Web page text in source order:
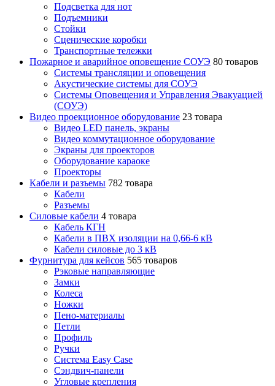
Подсветка для нот
Подъемники
Стойки
Сценические коробки
Транспортные тележки
Пожарное и аварийное оповещение СОУЭ 80 товаров
Cистемы трансляции и оповещения
Акустические системы для СОУЭ
Системы Оповещения и Управления Эвакуацией
(СОУЭ)
Видео проекционное оборудование 23 товара
Видео LED панель, экраны
Видео коммутационное оборудование
Экраны для проекторов
Оборудование караоке
Проекторы
Кабели и разъемы 782 товара
Кабели
Разъемы
Силовые кабели 4 товара
Кабель КГН
Кабели в ПВХ изоляции на 0,66-6 кВ
Кабели силовые до 3 кВ
Фурнитура для кейсов 565 товаров
Рэковые направляющие
Замки
Колеса
Ножки
Пено-материалы
Петли
Профиль
Ручки
Система Easy Case
Сэндвич-панели
Угловые крепления